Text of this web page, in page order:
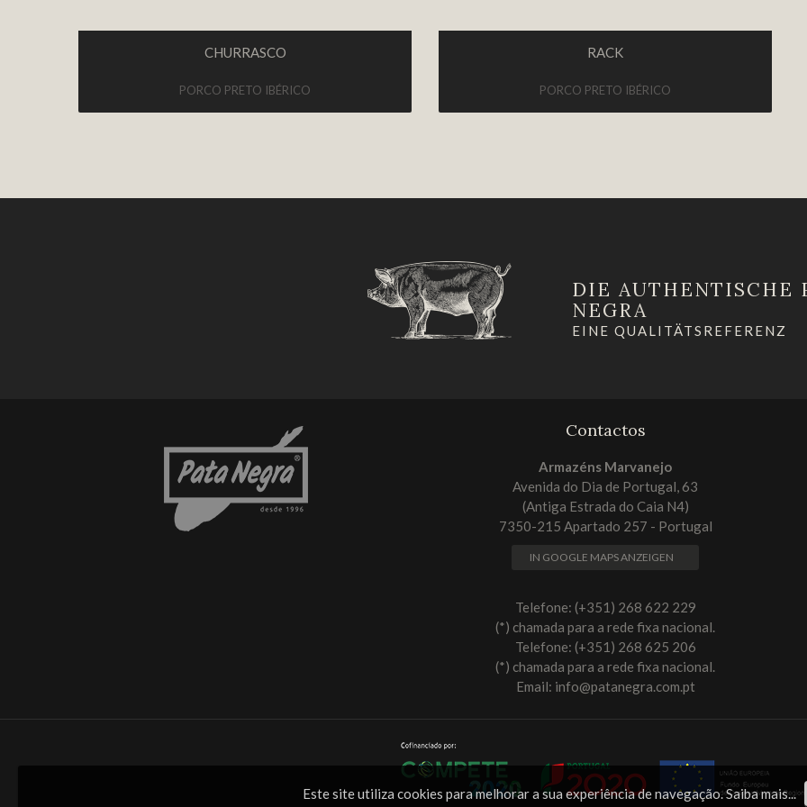
CHURRASCO
PORCO PRETO IBÉRICO
RACK
PORCO PRETO IBÉRICO
DIE AUTHENTISCHE
NEGRA
EINE QUALITÄTSREFERENZ
Contactos
Armazéns Marvanejo
Avenida do Dia de Portugal, 63
(Antiga Estrada do Caia N4)
7350-215 Apartado 257 - Portugal
IN GOOGLE MAPS ANZEIGEN
Telefone: (+351) 268 622 229
(*) chamada para a rede fixa nacional.
Telefone: (+351) 268 625 206
(*) chamada para a rede fixa nacional.
Email: info@patanegra.com.pt
Este site utiliza cookies para melhorar a sua experiência de navegação.Saiba mais...